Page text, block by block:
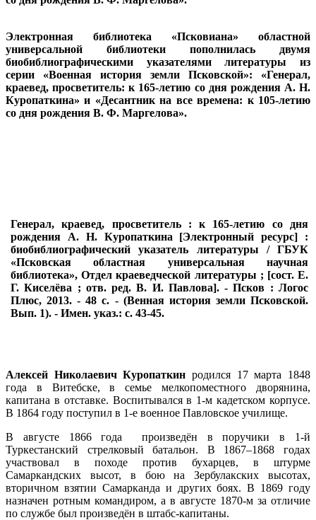
Электронная библиотека «Псковиана» областной
универсальной библиотеки пополнилась двумя
биобиблиографическими указателями литературы из
серии «Военная история земли Псковской»: «Генерал,
краевед, просветитель: к 165-летию со дня рождения А. Н.
Куропаткина» и «Десантник на все времена: к 105-летию
со дня рождения В. Ф. Маргелова».
Генерал, краевед, просветитель : к 165-летию со дня
рождения А. Н. Куропаткина [Электронный ресурс] :
биобиблиографический указатель литературы / ГБУК
«Псковская областная универсальная научная
библиотека», Отдел краеведческой литературы ; [сост. Е.
Г. Киселёва ; отв. ред. В. И. Павлова]. - Псков : Логос
Плюс, 2013. - 48 с. - (Венная история земли Псковской.
Вып. 1). - Имен. указ.: с. 43-45.
Алексей Николаевич Куропаткин родился 17 марта 1848
года в Витебске, в семье мелкопоместного дворянина,
капитана в отставке. Воспитывался в 1-м кадетском корпусе.
В 1864 году поступил в 1-е военное Павловское училище.
В августе 1866 года произведён в поручики в 1-й
Туркестанский стрелковый батальон. В 1867–1868 годах
участвовал в походе против бухарцев, в штурме
Самаркандских высот, в бою на Зербулакских высотах,
вторичном взятии Самарканда и других боях. В 1869 году
назначен ротным командиром, а в августе 1870-м за отличие
по службе был произведён в штабс-капитаны.